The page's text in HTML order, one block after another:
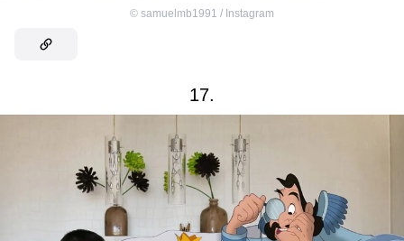
© samuelmb1991 / Instagram
17.